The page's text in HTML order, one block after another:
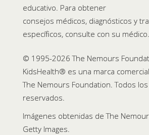
educativo. Para obtener
consejos médicos, diagnósticos y
específicos, consulte con su médico.
© 1995-2026 The Nemours
KidsHealth® es una marca
The Nemours Foundation. Todos
reservados.
Imágenes obtenidas de The
Getty Images.